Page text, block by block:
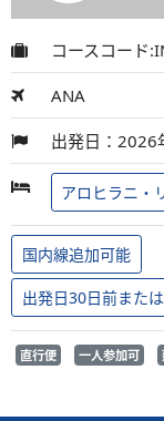
コースコード
ANA
出発日：2026
アロヒラニ・
国内線追加可能
出発日30日前また
直行便 一人参加可